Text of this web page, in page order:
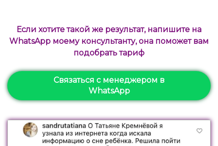
Если хотите такой же результат, напишите на
WhatsApp моему консультанту, она поможет вам
подобрать тариф
Связаться с менеджером в
WhatsApp